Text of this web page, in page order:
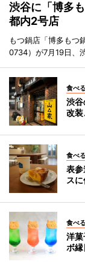
渋谷に「博多
都内2号店
もつ鍋店「博多もつ
0734）が7月19日、
食べる
渋
改装
食べる
表
ス
食べる
洋
ボ